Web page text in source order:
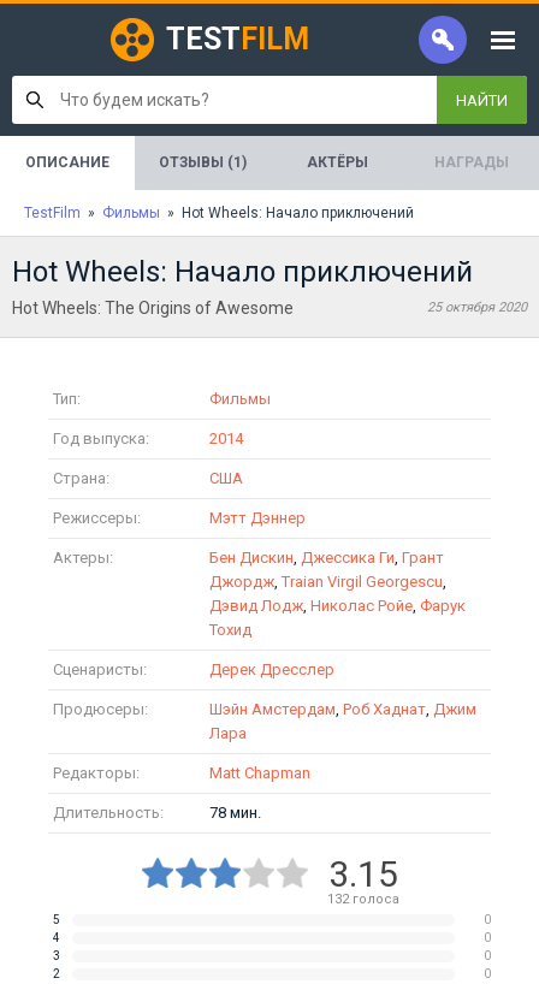
TEST FILM
НАЙТИ
ОПИСАНИЕ ОТЗЫВЫ (1) АКТЁРЫ НАГРАДЫ
TestFilm » Фильмы » Hot Wheels: Начало приключений
Hot Wheels: Начало приключений
Hot Wheels: The Origins of Awesome 25 октября 2020
Тип: Фильмы
Год выпуска: 2014
Страна: США
Режиссеры: Мэтт Дэннер
Актеры: Бен Дискин, Джессика Ги, Грант
Джордж,Traian Virgil Georgescu,
Дэвид Лодж, Николас Ройе, Фарук
Тохид
Сценаристы: Дерек Дресслер
Продюсеры: Шэйн Амстердам, Роб Хаднат, Джим
Лара
Редакторы: Matt Chapman
Длительность: 78 мин.
3.15
132голоса
5
0
4
0
3
0
2
0